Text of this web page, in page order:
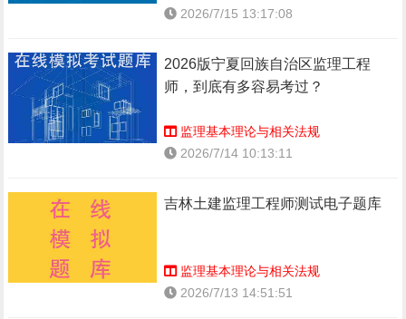
2026/7/15 13:17:08
2026版宁夏回族自治区监理工程
师，到底有多容易考过？
监理基本理论与相关法规
2026/7/14 10:13:11
吉林土建监理工程师测试电子题库
监理基本理论与相关法规
2026/7/13 14:51:51